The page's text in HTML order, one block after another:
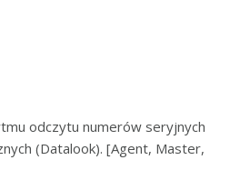
odczytu numerów seryjnych
(Datalook). [Agent, Master,